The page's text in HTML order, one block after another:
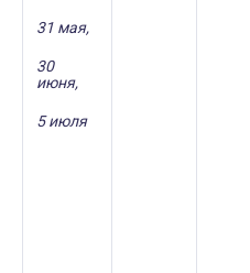
31 мая,
30
июня,
5 июля